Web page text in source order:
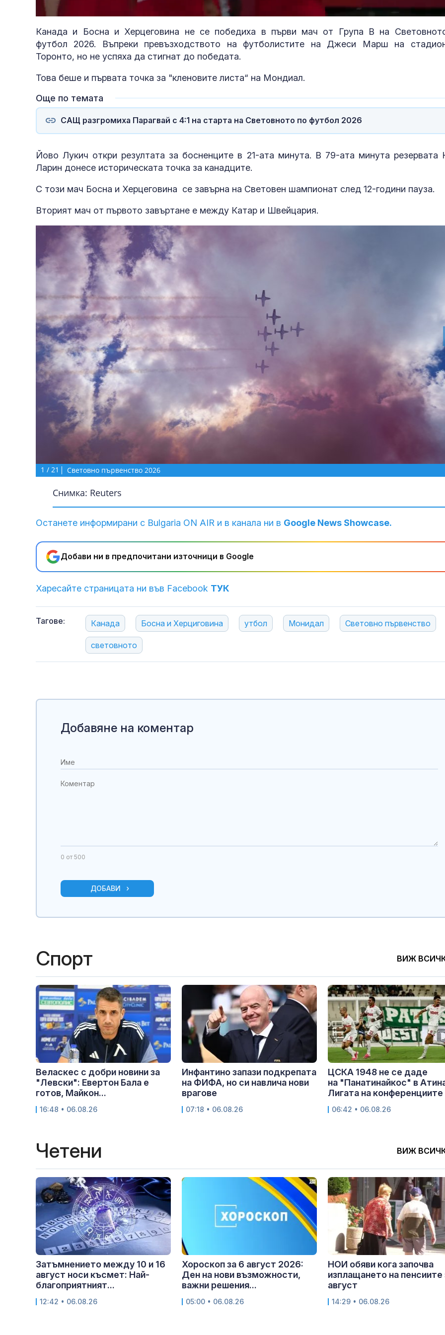
Loaded
100.00%
Remaining
-0:00
Picture- Fullscreen
Канада и Босна и Херцеговина не се победиха в първи мач от Група В на
футбол 2026. Въпреки превъзходството на футболистите на Джеси Марш на
Торонто, но не успяха да стигнат до победата.
Това беше и първата точка за "кленовите листа“ на Мондиал.
Още по темата
САЩ разгромиха Парагвай с 4:1 на старта на Световното по футбол 2026
Йово Лукич откри резултата за босненците в 21-ата минута. В 79-ата минута резервата
Ларин донесе историческата точка за канадците.
С този мач Босна и Херцеговина се завърна на Световен шампионат след 12-години пауза.
Вторият мач от първото завъртане е между Катар и Швейцария.
1 / 21 Световно първенство 2026
Снимка: Reuters
Останете информирани с Bulgaria ON AIR и в канала ни в Google News Showcase.
Добави ни в предпочитани източници в Google
Харесайте страницата ни във Facebook ТУК
Тагове: Канада Босна и Херциговина утбол Монидал Световно първенство
световното
война: Блогърката,
пропаганда модерна
звучни шамара на
Макаби Тел Авив в
Лига Европа
Пийт Дейвидсън
преживя Елси Хюит,
има ново гадже
до 146
повече?
исхемичен
повишава в
горещините?
Добавяне на коментар
0 от 500
ДОБАВИ
Спорт ВИЖ
Веласкес с добри новини за
"Левски": Евертон Бала е
готов, Майкон...
16:48 • 06.08.26
Инфантино запази подкрепата
на ФИФА, но си навлича нови
врагове
07:18 • 06.08.26
ЦСКА 1948 не се даде
на "Панатинайкос" в
Лигата на конференциите
06:42 • 06.08.26
Четени ВИЖ
Затъмнението между 10 и 16
август носи късмет: Най-
благоприятният...
12:42 • 06.08.26
Хороскоп за 6 август 2026:
Ден на нови възможности,
важни решения...
05:00 • 06.08.26
НОИ обяви кога започва
изплащането на пенсиите
август
14:29 • 06.08.26